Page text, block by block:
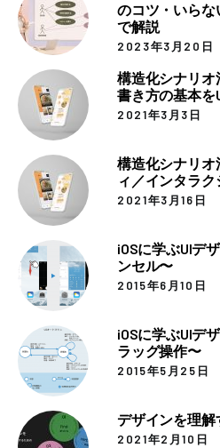
のコツ・いら
で解説
2023年3月20日
構造化シナリオ
書き方の基本を
2021年3月3日
構造化シナリ
ィ／インタラ
2021年3月16日
iOSに学ぶUIデ
ンセル〜
2015年6月10日
iOSに学ぶUIデ
ラッグ操作〜
2015年5月25日
デザインを理
2021年2月10日